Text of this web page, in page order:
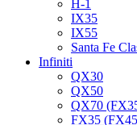
H-1
IX35
IX55
Santa Fe
Infiniti
QX30
QX50
QX70
FX35